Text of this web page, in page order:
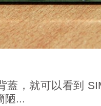
蓋，就可以看到
陋...